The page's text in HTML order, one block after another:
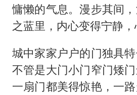
慵懒的气息。漫步其间
之蓝里，内心变得宁静，
城中家家户户的门独具特
不管是大门小门窄门矮
一扇门都美得惊艳，一